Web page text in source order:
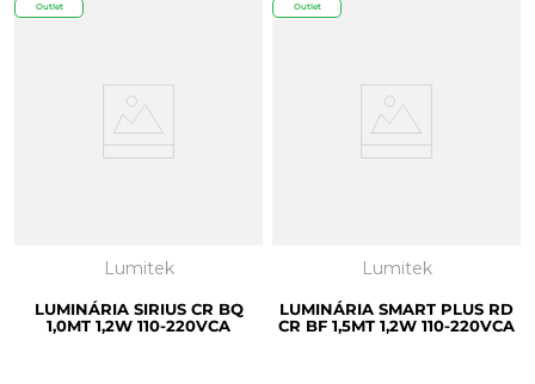
Outlet
Lumitek
LUMINÁRIA SIRIUS CR BQ
1,0MT 1,2W 110-220VCA
Outlet
Lumitek
LUMINÁRIA SMART PLUS RD
CR BF 1,5MT 1,2W 110-220VCA